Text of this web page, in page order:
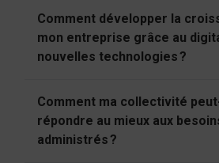
Comment développer la
mon entreprise grâce au
nouvelles technologies ?
Comment ma collectivité
répondre au mieux aux
administrés ?